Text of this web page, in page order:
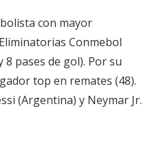
con mayor
Conmebol
pases de gol). Por su
top en remates (48).
(Argentina) y Neymar Jr.